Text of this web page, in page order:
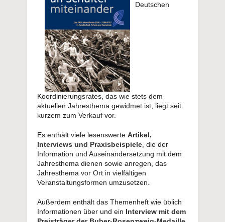
Deutschen
Koordinierungsrates, das wie stets dem
aktuellen Jahresthema gewidmet ist, liegt seit
kurzem zum Verkauf vor.
Es enthält viele lesenswerte Artikel,
Interviews und Praxisbeispiele , die der
Information und Auseinandersetzung mit dem
Jahresthema dienen sowie anregen, das
Jahresthema vor Ort in vielfältigen
Veranstaltungsformen umzusetzen.
Außerdem enthält das Themenheft wie üblich
Informationen über und ein Interview mit dem